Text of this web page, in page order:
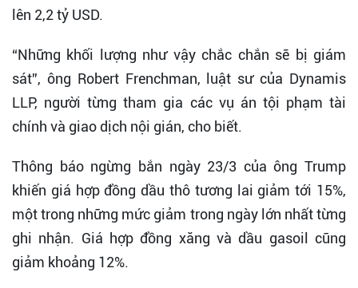
lên 2,2 tỷ USD.
“Những khối lượng như vậy chắc chắn sẽ bị giám
sát”, ông Robert Frenchman, luật sư của Dynamis
LLP, người từng tham gia các vụ án tội phạm tài
chính và giao dịch nội gián, cho biết.
Thông báo ngừng bắn ngày 23/3 của ông Trump
khiến giá hợp đồng dầu thô tương lai giảm tới 15%,
một trong những mức giảm trong ngày lớn nhất từng
ghi nhận. Giá hợp đồng xăng và dầu gasoil cũng
giảm khoảng 12%.